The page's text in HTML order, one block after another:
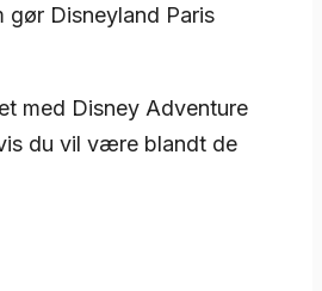
gør Disneyland Paris
med Disney Adventure
du vil være blandt de